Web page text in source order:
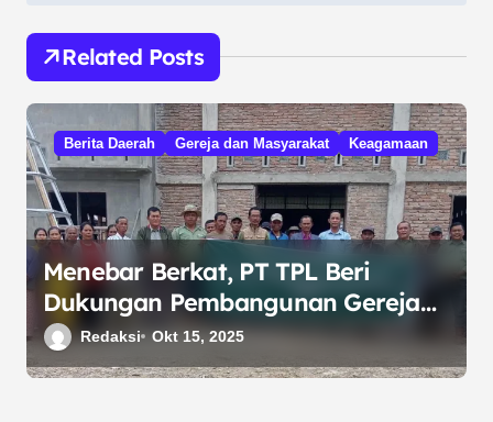
g
a
s
i
p
o
s
Related Posts
Berita Daerah Gereja dan Masyarakat Keagamaan
Menebar Berkat, PT TPL Beri
Dukungan Pembangunan Gereja
HKBP Aek Raja
Redaksi Okt 15, 2025